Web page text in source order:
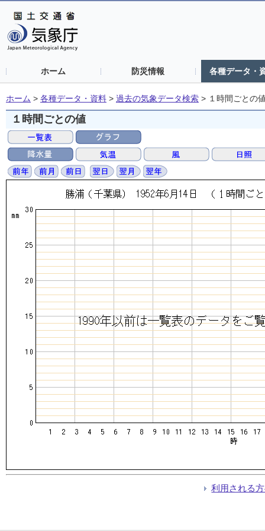
ホーム 防災情報 各種データ・
ホーム > 各種データ・資料 > 過去の気象データ検索 > １時間ごとの
１時間ごとの値
利用される